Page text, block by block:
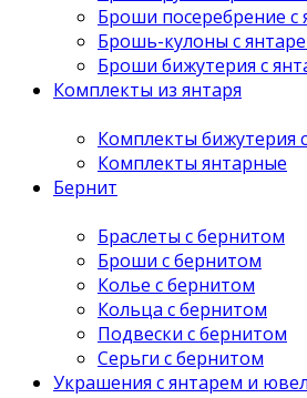
Броши посеребрение с
Брошь-кулоны с
Броши бижутерия с
Комплекты из янтаря
Комплекты бижутерия
Комплекты янтарные
Бернит
Браслеты с бернитом
Броши с бернитом
Колье с бернитом
Кольца с бернитом
Подвески с бернитом
Серьги с бернитом
Украшения с янтарем и